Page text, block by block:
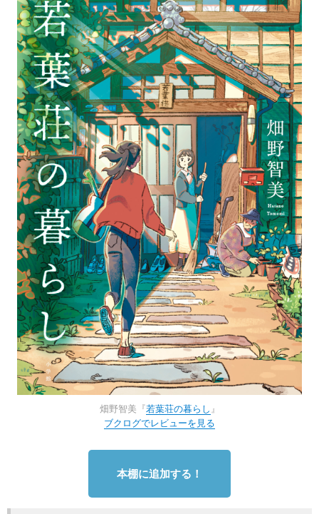
畑野智美『若葉荘の暮らし 』
ブクログでレビューを見る
本棚に追加する！